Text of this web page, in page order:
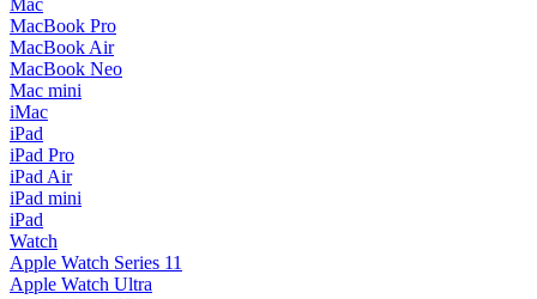
Mac
MacBook Pro
MacBook Air
MacBook Neo
Mac mini
iMac
iPad
iPad Pro
iPad Air
iPad mini
iPad
Watch
Apple Watch Series 11
Apple Watch Ultra